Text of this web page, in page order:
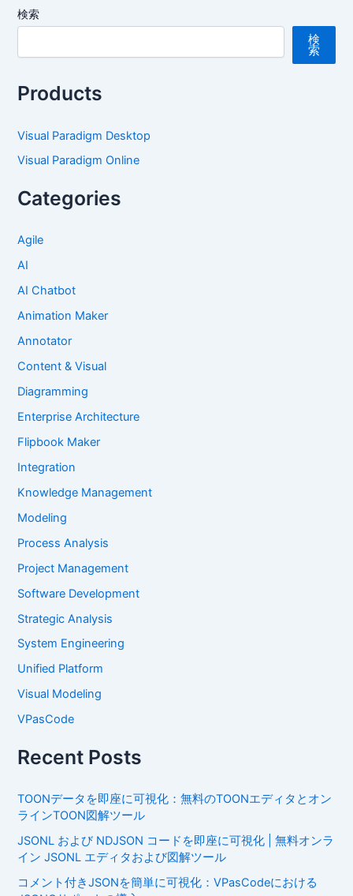
検索
検
索
Products
Visual Paradigm Desktop
Visual Paradigm Online
Categories
Agile
AI
AI Chatbot
Animation Maker
Annotator
Content & Visual
Diagramming
Enterprise Architecture
Flipbook Maker
Integration
Knowledge Management
Modeling
Process Analysis
Project Management
Software Development
Strategic Analysis
System Engineering
Unified Platform
Visual Modeling
VPasCode
Recent Posts
TOONデータを即座に可視化：無料のTOONエディタとオン
ラインTOON図解ツール
JSONL および NDJSON コードを即座に可視化 | 無料オンラ
イン JSONL エディタおよび図解ツール
コメント付きJSONを簡単に可視化：VPasCodeにおける